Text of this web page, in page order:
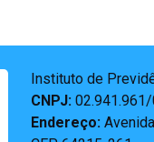
Instituto de
CNPJ:
Endereço: